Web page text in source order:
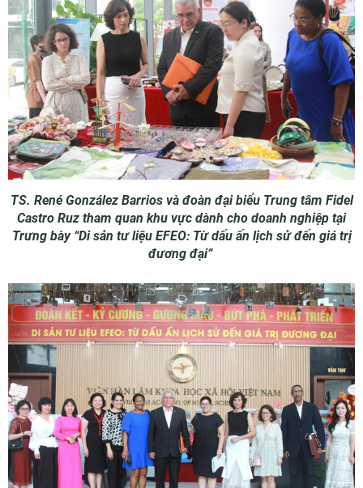
TS. René González Barrios và đoàn đại biểu Trung tâm Fidel
Castro Ruz tham quan khu vực dành cho doanh nghiệp tại
Trưng bày “Di sản tư liệu EFEO: Từ dấu ấn lịch sử đến giá trị
đương đại”